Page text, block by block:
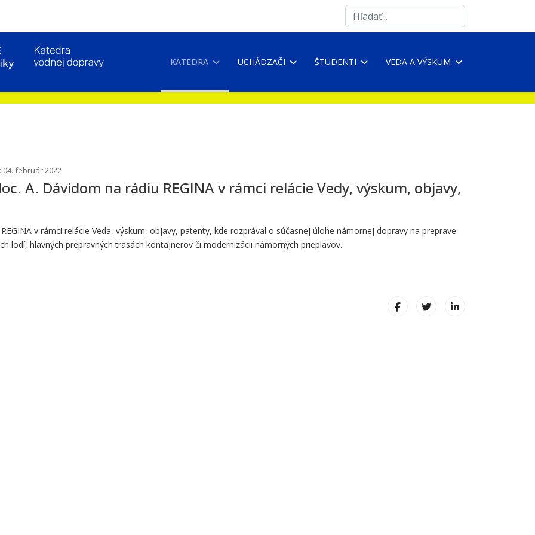
Search
...
KATEDRA UCHÁDZAČI ŠTUDENTI VEDA A VÝSKUM
február 2022
A. Dávidom na rádiu REGINA v rámci relácie Vedy, výskum, objavy,
v rámci relácie Veda, výskum, objavy, patenty, kde rozprával o súčasnej úlohe námornej dopravy na preprave
lodí, hlavných prepravných trasách kontajnerov či modernizácii námorných prieplavov.